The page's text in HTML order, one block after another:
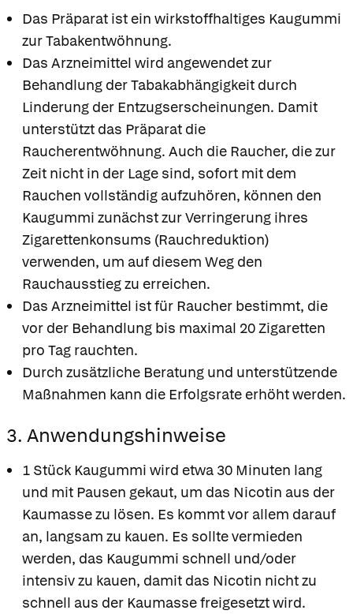
Das Präparat ist ein wirkstoffhaltiges Kaugummi
zur Tabakentwöhnung.
Das Arzneimittel wird angewendet zur
Behandlung der Tabakabhängigkeit durch
Linderung der Entzugserscheinungen. Damit
unterstützt das Präparat die
Raucherentwöhnung. Auch die Raucher, die zur
Zeit nicht in der Lage sind, sofort mit dem
Rauchen vollständig aufzuhören, können den
Kaugummi zunächst zur Verringerung ihres
Zigarettenkonsums (Rauchreduktion)
verwenden, um auf diesem Weg den
Rauchausstieg zu erreichen.
Das Arzneimittel ist für Raucher bestimmt, die
vor der Behandlung bis maximal 20 Zigaretten
pro Tag rauchten.
Durch zusätzliche Beratung und unterstützende
Maßnahmen kann die Erfolgsrate erhöht werden.
3. Anwendungshinweise
1 Stück Kaugummi wird etwa 30 Minuten lang
und mit Pausen gekaut, um das Nicotin aus der
Kaumasse zu lösen. Es kommt vor allem darauf
an, langsam zu kauen. Es sollte vermieden
werden, das Kaugummi schnell und/oder
intensiv zu kauen, damit das Nicotin nicht zu
schnell aus der Kaumasse freigesetzt wird.